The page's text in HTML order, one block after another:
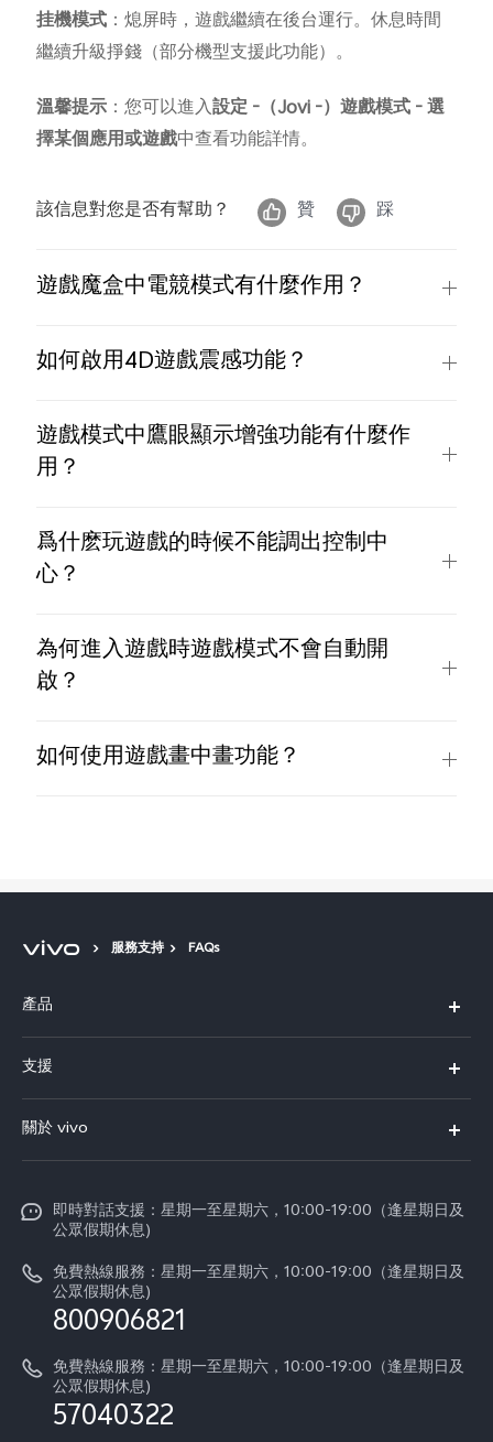
挂機模式 ：熄屏時，遊戲繼續在後台運行。休息時間
繼續升級掙錢（部分機型支援此功能）。
溫馨提示 ：您可以進入設定- （Jovi -）遊戲模式-選
擇某個應用或遊戲中查看功能詳情。
該信息對您是否有幫助？ 贊 踩
遊戲魔盒中電競模式有什麼作用？
如何啟用4D遊戲震感功能？
遊戲模式中鷹眼顯示增強功能有什麼作
用？
爲什麽玩遊戲的時候不能調出控制中
心？
為何進入遊戲時遊戲模式不會自動開
啟？
如何使用遊戲畫中畫功能？
服務支持 FAQs
產品
X300
Y21d
V60
支援
服務中心
Funtouch OS
系統升級
零配件價格查詢
IMEI 碼驗證
維修進度
保修條款
關於 vivo
新聞資訊
vivo工作
法律聲明
關於我們
vivo 私隱中心
即時對話支援：星期一至星期六，10:00-19:00（逢星期日及
公眾假期休息)
免費熱線服務：星期一至星期六，10:00-19:00（逢星期日及
公眾假期休息)
800906821
免費熱線服務：星期一至星期六，10:00-19:00（逢星期日及
公眾假期休息)
57040322